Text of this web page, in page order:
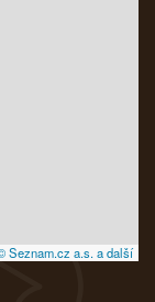
Seznam.cz a.s. a další